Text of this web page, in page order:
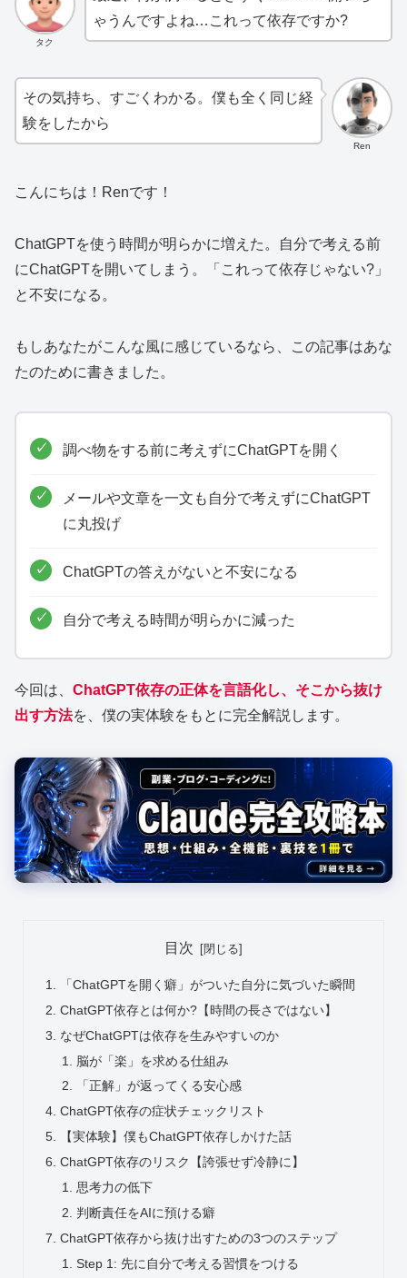
タク
ゃうんですよね…これって依存ですか?
Ren
その気持ち、すごくわかる。僕も全く同じ経
験をしたから
こんにちは！Renです！
ChatGPTを使う時間が明らかに増えた。自分で考える前
にChatGPTを開いてしまう。「これって依存じゃない?」
と不安になる。
もしあなたがこんな風に感じているなら、この記事はあな
たのために書きました。
調べ物をする前に考えずにChatGPTを開く
メールや文章を一文も自分で考えずにChatGPT
に丸投げ
ChatGPTの答えがないと不安になる
自分で考える時間が明らかに減った
今回は、 ChatGPT依存の正体を言語化し、そこから抜け
出す方法を、僕の実体験をもとに完全解説します。
目次
「ChatGPTを開く癖」がついた自分に気づいた瞬間
ChatGPT依存とは何か?【時間の長さではない】
なぜChatGPTは依存を生みやすいのか
脳が「楽」を求める仕組み
「正解」が返ってくる安心感
ChatGPT依存の症状チェックリスト
【実体験】僕もChatGPT依存しかけた話
ChatGPT依存のリスク【誇張せず冷静に】
思考力の低下
判断責任をAIに預ける癖
ChatGPT依存から抜け出すための3つのステップ
Step 1: 先に自分で考える習慣をつける